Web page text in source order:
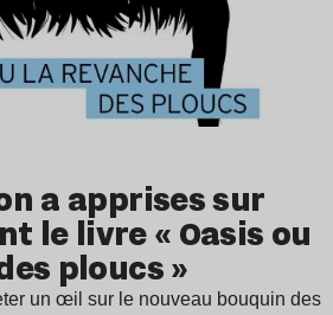
a apprises sur
le livre « Oasis ou
ploucs »
un œil sur le nouveau bouquin des